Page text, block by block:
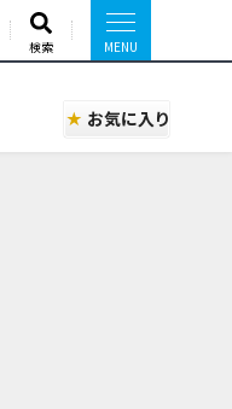
検索
お気に入り